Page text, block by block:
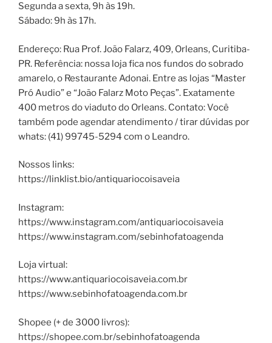
Segunda a sexta, 9h às 19h.
Sábado: 9h às 17h.
Endereço: Rua Prof. João Falarz, 409, Orleans, Curitiba-
PR. Referência: nossa loja fica nos fundos do sobrado
amarelo, o Restaurante Adonai. Entre as lojas “Master
Pró Audio” e “João Falarz Moto Peças”. Exatamente
400 metros do viaduto do Orleans. Contato: Você
também pode agendar atendimento / tirar dúvidas por
whats: (41) 99745-5294 com o Leandro.
Nossos links:
https://linklist.bio/antiquariocoisaveia
Instagram:
https://www.instagram.com/antiquariocoisaveia
https://www.instagram.com/sebinhofatoagenda
Loja virtual:
https://www.antiquariocoisaveia.com.br
https://www.sebinhofatoagenda.com.br
Shopee (+ de 3000 livros):
https://shopee.com.br/sebinhofatoagenda